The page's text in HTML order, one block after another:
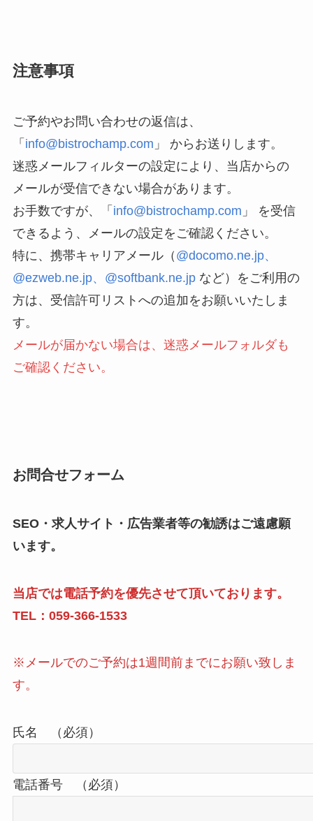
注意事項
ご予約やお問い合わせの返信は、
「 info@bistrochamp.com 」 からお送りします。
迷惑メールフィルターの設定により、当店からの
メールが受信できない場合があります。
お手数ですが、「 info@bistrochamp.com 」 を受信
できるよう、メールの設定をご確認ください。
特に、携帯キャリアメール（ @docomo.ne.jp、
@ezweb.ne.jp、@softbank.ne.jpなど）をご利用の
方は、受信許可リストへの追加をお願いいたしま
す。
メールが届かない場合は、迷惑メールフォルダも
ご確認ください。
お問合せフォーム
SEO・求人サイト・広告業者等の勧誘はご遠慮願
います。
当店では電話予約を優先させて頂いております。
TEL：059-366-1533
※メールでのご予約は1週間前までにお願い致しま
す。
氏名 （必須）
電話番号 （必須）